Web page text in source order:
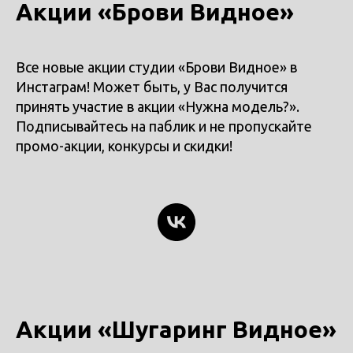
Акции «Брови Видное»
Все новые акции студии «Брови Видное» в
Инстаграм! Может быть, у Вас получится
принять участие в акции «Нужна модель?».
Подписывайтесь на паблик и не пропускайте
промо-акции, конкурсы и скидки!
Акции «Шугаринг Видное»